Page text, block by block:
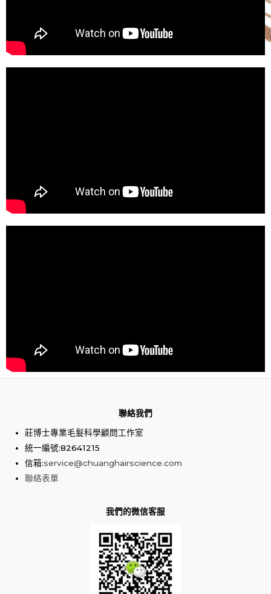
聯絡我們
莊博士專業毛髮科學顧問工作室
統一編號:82641215
信箱:service@chuanghairscience.com
聯絡表單
我們的微信客服